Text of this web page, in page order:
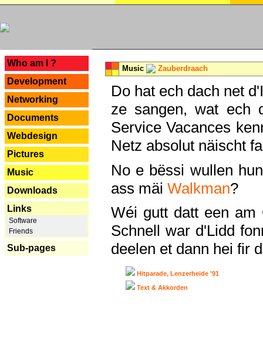
Who am I ?
Development
Networking
Documents
Webdesign
Pictures
Music
Downloads
Links
Software
Friends
Sub-pages
Music Zauberdraach
Do hat ech dach net
ze sangen, wat ech
Service Vacances
Netz absolut näischt
No e bëssi wullen
ass mäi Walkman?
Wéi gutt datt een am
Schnell war d'Lidd
deelen et dann hei fir
Hitparade, Lenzerheide '91
Text & Akkorden